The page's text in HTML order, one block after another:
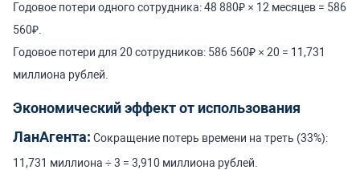
Годовое потери одного сотрудника: 48 880₽ × 12 месяцев = 586
560₽.
Годовое потери для 20 сотрудников: 586 560₽ × 20 = 11,731
миллиона рублей.
Экономический эффект от использования
ЛанАгента: Сокращение потерь времени на треть (33%):
11,731 миллиона ÷ 3 = 3,910 миллиона рублей.